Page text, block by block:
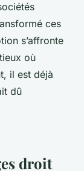
ces
s’affronte
où
il est déjà
dû
droit